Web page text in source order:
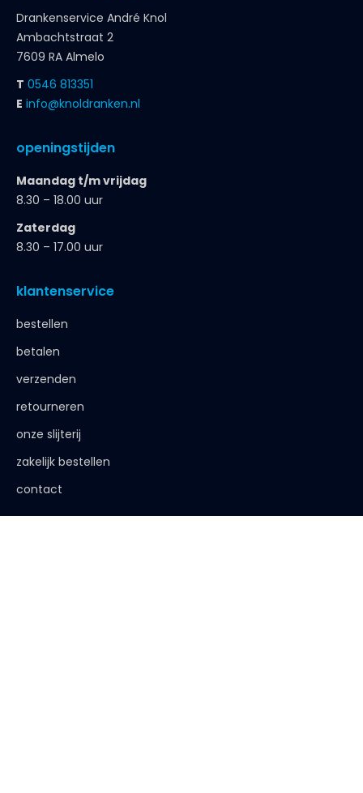
Drankenservice André Knol
Ambachtstraat 2
7609 RA Almelo
T 0546 813351
E info@knoldranken.nl
openingstijden
Maandag t/m vrijdag
8.30 – 18.00 uur
Zaterdag
8.30 – 17.00 uur
klantenservice
bestellen
betalen
verzenden
retourneren
onze slijterij
zakelijk bestellen
contact